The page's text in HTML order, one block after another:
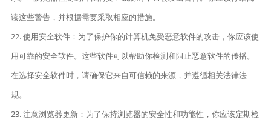
读这些警告，并根据需要采取相应的措施。
22. 使用安全软件：为了保护你的计算机免受恶意软件的攻击，你应该使
用可靠的安全软件。这些软件可以帮助你检测和阻止恶意软件的传播。
在选择安全软件时，请确保它来自可信赖的来源，并遵循相关法律法
规。
23. 注意浏览器更新：为了保持浏览器的安全性和功能性，你应该定期检